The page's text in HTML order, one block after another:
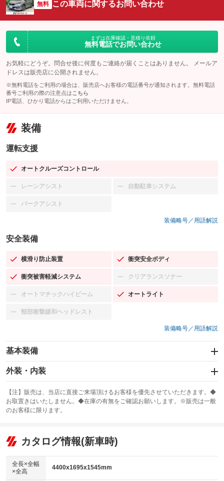
無料 この車両に関するお問い合わせ
まずは在庫確認・見積り依頼
無料電話でお問い合わせ
お気軽にどうぞ。問合せ後に何度もご連絡が届くことはありません。 メールア
ドレスは販売店に公開されません。
※無料電話をご利用の場合は、販売店へお客様の電話番号が通知されます。無料電話
番号ご利用の際の注意点は こちら
IP電話、ひかり電話からはご利用いただけません。
装備
運転支援
オートクルーズコントロール
：装備あり
レーンアシスト
：装備なし 自動駐車システム
：装備なし
パークアシスト
：装備なし
装備略号／用語解説
安全装備
横滑り防止装置
：装備あり 衝突安全ボディ
：装備あり
衝突被害軽減システム
：装備あり クリアランスソナー
：装備なし
オートマチックハイビーム
：装備なし オートライト
：装備あり
頸部衝撃緩和ヘッドレスト
：装備なし
装備略号／用語解説
基本装備
エアバッグ：運転席/助手席/サイド
：装備あり
：装備なし
サンルーフ
：装備なし ABS
リフトアップ
：装備なし
：装備なし
パワーウィンドウ
外装・内装
カーナビ：メモリーナビ他
：装備あり
TV：フルセグ
：装備あり
ビジュアル：-／DVD再生
：装備あり
：装備あり
革シート
【注】販売は、当店に直接ご来場頂けるお客様を優先させていただきます。◆
お取置きはいたしません。◆在庫の有無をご確認お願いします。※販売は一般
のお客様に限ります。
カタログ情報(新車時)
全長×全幅
×全高
4400x1695x1545mm